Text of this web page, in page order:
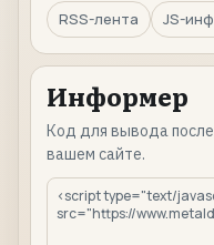
RSS-лента
JS-
Информер
Код для вывода
вашем сайте.